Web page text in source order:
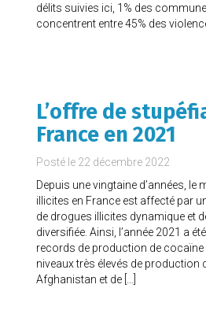
délits suivies ici, 1% des
concentrent entre 45% des
L’offre de
France en 2021
Posté le 22 décembre 2022
Depuis une vingtaine d’années, le
illicites en France est affecté par
de drogues illicites dynamique et
diversifiée. Ainsi, l’année 2021 a
records de production de cocaïne
niveaux très élevés de production
Afghanistan et de […]